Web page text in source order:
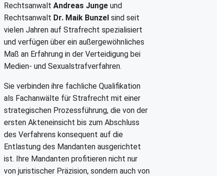
Rechtsanwalt Andreas Junge und
Rechtsanwalt Dr. Maik Bunzel sind seit
vielen Jahren auf Strafrecht spezialisiert
und verfügen über ein außergewöhnliches
Maß an Erfahrung in der Verteidigung bei
Medien- und Sexualstrafverfahren.
Sie verbinden ihre fachliche Qualifikation
als Fachanwälte für Strafrecht mit einer
strategischen Prozessführung, die von der
ersten Akteneinsicht bis zum Abschluss
des Verfahrens konsequent auf die
Entlastung des Mandanten ausgerichtet
ist. Ihre Mandanten profitieren nicht nur
von juristischer Präzision, sondern auch von